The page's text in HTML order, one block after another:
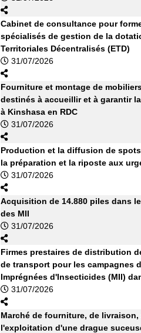
Cabinet de consultance pour
spécialisés de gestion de la
Territoriales Décentralisés (ETD)
31/07/2026
Fourniture et montage de
destinés à accueillir et à garantir
à Kinshasa en RDC
31/07/2026
Production et la diffusion de
la préparation et la riposte aux
31/07/2026
Acquisition de 14.880 piles dans
des MII
31/07/2026
Firmes prestaires de distribution
de transport pour les campagnes
Imprégnées d'Insecticides (MII)
31/07/2026
Marché de fourniture, de
l'exploitation d'une drague